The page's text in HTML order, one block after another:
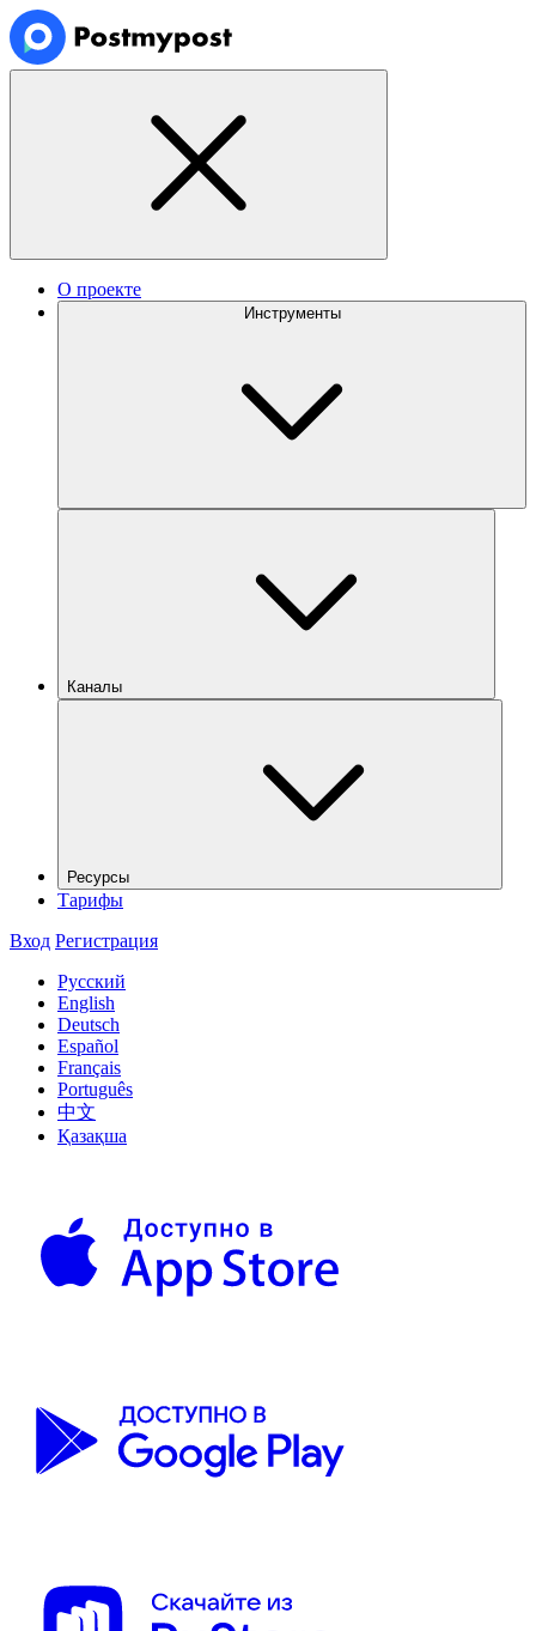
О проекте
Инструменты
Каналы
Ресурсы
Тарифы
Вход Регистрация
Русский
English
Deutsch
Español
Français
Português
中文
Қазақша